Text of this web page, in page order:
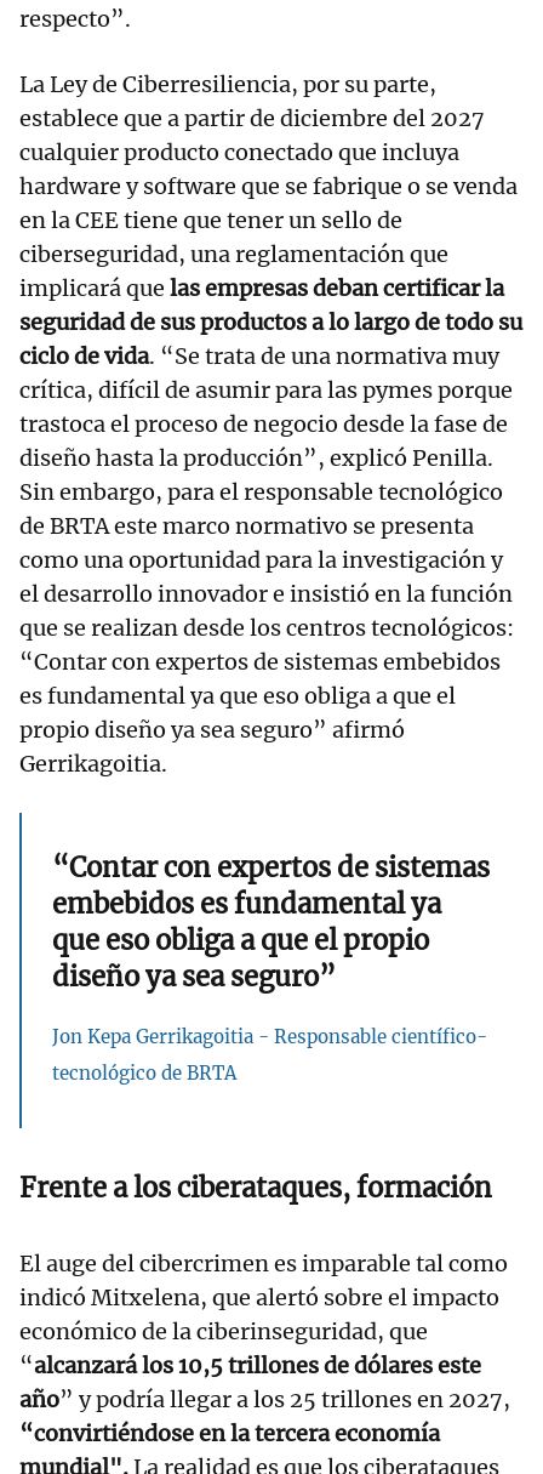
respecto”.
La Ley de Ciberresiliencia, por su parte,
establece que a partir de diciembre del 2027
cualquier producto conectado que incluya
hardware y software que se fabrique o se venda
en la CEE tiene que tener un sello de
ciberseguridad, una reglamentación que
implicará que las empresas deban certificar la
seguridad de sus productos a lo largo de todo su
ciclo de vida. “Se trata de una normativa muy
crítica, difícil de asumir para las pymes porque
trastoca el proceso de negocio desde la fase de
diseño hasta la producción”, explicó Penilla.
Sin embargo, para el responsable tecnológico
de BRTA este marco normativo se presenta
como una oportunidad para la investigación y
el desarrollo innovador e insistió en la función
que se realizan desde los centros tecnológicos:
“Contar con expertos de sistemas embebidos
es fundamental ya que eso obliga a que el
propio diseño ya sea seguro” afirmó
Gerrikagoitia.
“Contar con expertos de sistemas
embebidos es fundamental ya
que eso obliga a que el propio
diseño ya sea seguro”
Jon Kepa Gerrikagoitia - Responsable científico-
tecnológico de BRTA
Frente a los ciberataques, formación
El auge del cibercrimen es imparable tal como
indicó Mitxelena, que alertó sobre el impacto
económico de la ciberinseguridad, que
“alcanzará los 10,5 trillones de dólares este
año” y podría llegar a los 25 trillones en 2027,
“convirtiéndose en la tercera economía
mundial". La realidad es que los ciberataques